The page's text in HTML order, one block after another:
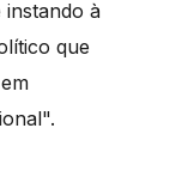
instando à
que